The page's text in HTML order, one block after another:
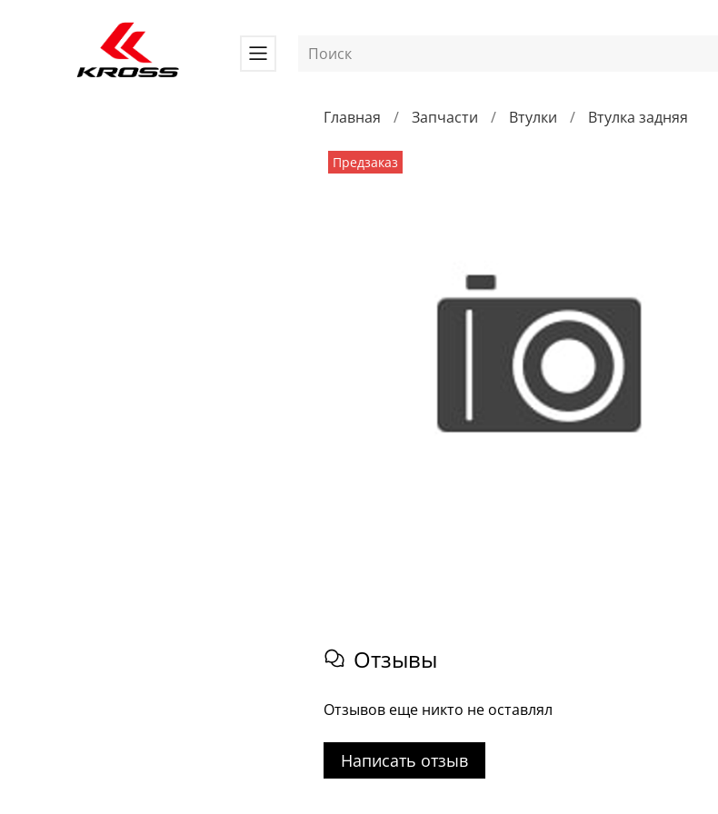
Главная Запчасти Втулки Втулка задняя
Предзаказ
Отзывы
Отзывов еще никто не оставлял
Написать отзыв